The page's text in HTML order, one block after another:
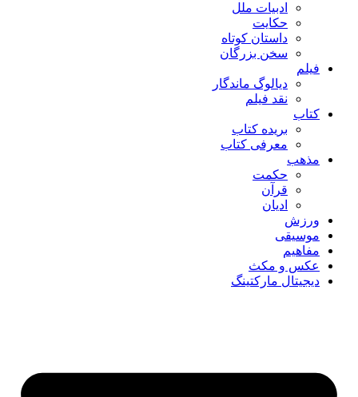
ادبیات ملل
حکایت
داستان کوتاه
سخن بزرگان
فیلم
دیالوگ ماندگار
نقد فیلم
کتاب
بریده کتاب
معرفی کتاب
مذهب
حکمت
قرآن
ادیان
ورزش
موسیقی
مفاهیم
عکس و مکث
دیجیتال مارکتینگ